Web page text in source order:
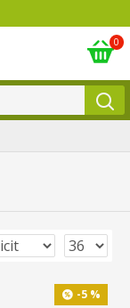
0
-5 %